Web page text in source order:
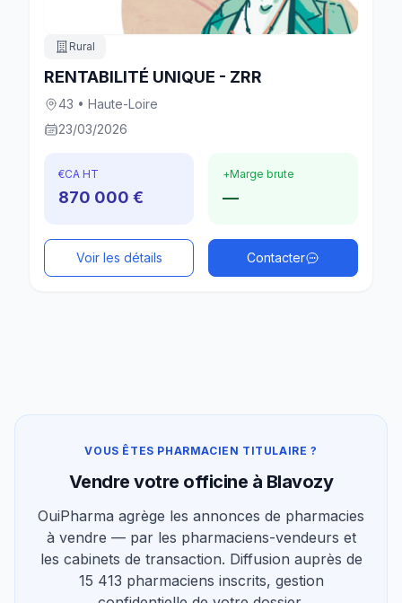
Rural
RENTABILITÉ UNIQUE - ZRR
43 • Haute-Loire
23/03/2026
€CA HT
870 000 €
+Marge brute
—
Voir les détails Contacter
VOUS ÊTES PHARMACIEN TITULAIRE ?
Vendre votre officine à Blavozy
OuiPharma agrège les annonces de pharmacies
à vendre — par les pharmaciens-vendeurs et
les cabinets de transaction. Diffusion auprès de
15 413 pharmaciens inscrits, gestion